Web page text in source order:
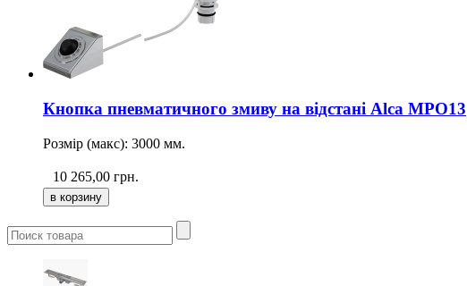
Кнопка пневматичного змиву на відстані Alca MPO13
Розмір (макс): 3000 мм.
10 265,00 грн.